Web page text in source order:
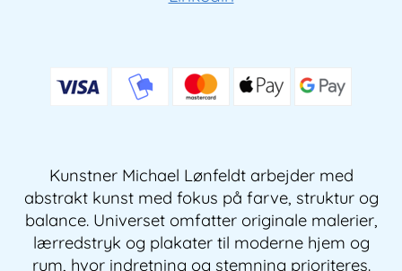
Kunstner Michael Lønfeldt arbejder med
abstrakt kunst med fokus på farve, struktur og
balance. Universet omfatter originale malerier,
lærredstryk og plakater til moderne hjem og
rum, hvor indretning og stemning prioriteres.